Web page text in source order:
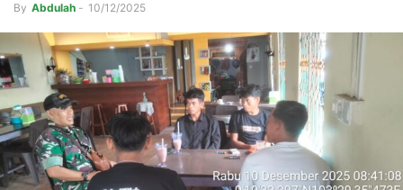
By Abdulah - 10/12/2025